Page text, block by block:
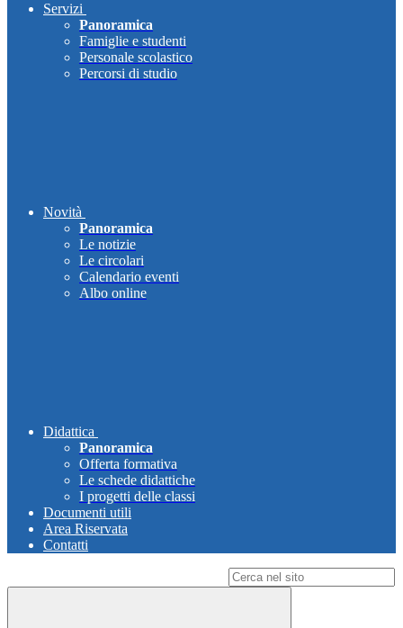
Servizi
Panoramica
Famiglie e studenti
Personale scolastico
Percorsi di studio
Novità
Panoramica
Le notizie
Le circolari
Calendario eventi
Albo online
Didattica
Panoramica
Offerta formativa
Le schede didattiche
I progetti delle classi
Documenti utili
Area Riservata
Contatti